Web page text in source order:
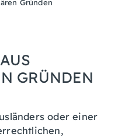
Gründen
GRÜNDEN
oder einer